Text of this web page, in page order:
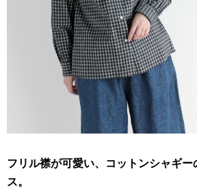
フリル襟が可愛い、コットンシャギー
ス。